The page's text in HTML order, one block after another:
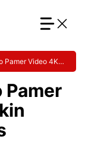
Pamer Video 4K
Pamer